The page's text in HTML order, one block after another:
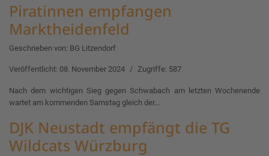
Piratinnen empfangen
Marktheidenfeld
Geschrieben von: BG Litzendorf
Veröffentlicht: 08. November 2024 Zugriffe: 587
Nach dem wichtigen Sieg gegen Schwabach am letzten Wochenende
wartet am kommenden Samstag gleich der...
DJK Neustadt empfängt die TG
Wildcats Würzburg